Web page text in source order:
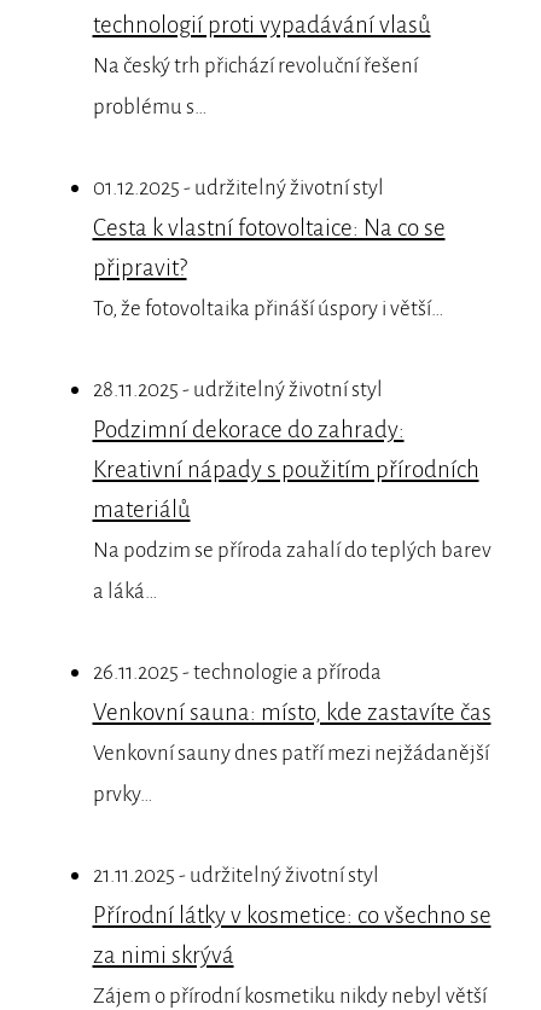
technologií proti vypadávání vlasů
Na český trh přichází revoluční řešení
problému s…
01.12.2025 - udržitelný životní styl
Cesta k vlastní fotovoltaice: Na co se
připravit?
To, že fotovoltaika přináší úspory i větší…
28.11.2025 - udržitelný životní styl
Podzimní dekorace do zahrady:
Kreativní nápady s použitím přírodních
materiálů
Na podzim se příroda zahalí do teplých barev
a láká…
26.11.2025 - technologie a příroda
Venkovní sauna: místo, kde zastavíte čas
Venkovní sauny dnes patří mezi nejžádanější
prvky…
21.11.2025 - udržitelný životní styl
Přírodní látky v kosmetice: co všechno se
za nimi skrývá
Zájem o přírodní kosmetiku nikdy nebyl větší